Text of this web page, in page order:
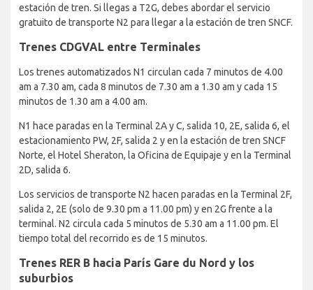
estación de tren. Si llegas a T2G, debes abordar el servicio
gratuito de transporte N2 para llegar a la estación de tren SNCF.
Trenes CDGVAL entre Terminales
Los trenes automatizados N1 circulan cada 7 minutos de 4.00
am a 7.30 am, cada 8 minutos de 7.30 am a 1.30 am y cada 15
minutos de 1.30 am a 4.00 am.
N1 hace paradas en la Terminal 2A y C, salida 10, 2E, salida 6, el
estacionamiento PW, 2F, salida 2 y en la estación de tren SNCF
Norte, el Hotel Sheraton, la Oficina de Equipaje y en la Terminal
2D, salida 6.
Los servicios de transporte N2 hacen paradas en la Terminal 2F,
salida 2, 2E (solo de 9.30 pm a 11.00 pm) y en 2G frente a la
terminal. N2 circula cada 5 minutos de 5.30 am a 11.00 pm. El
tiempo total del recorrido es de 15 minutos.
Trenes RER B hacia París Gare du Nord y los
suburbios